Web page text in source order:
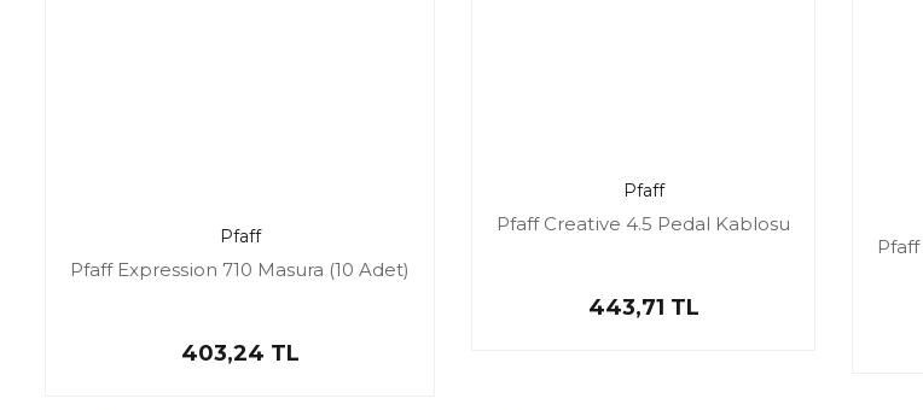
Pfaff
Pfaff Expression 710 Masura (10 Adet)
403,24 TL
Pfaff
Pfaff Creative 4.5 Pedal Kablosu
443,71 TL